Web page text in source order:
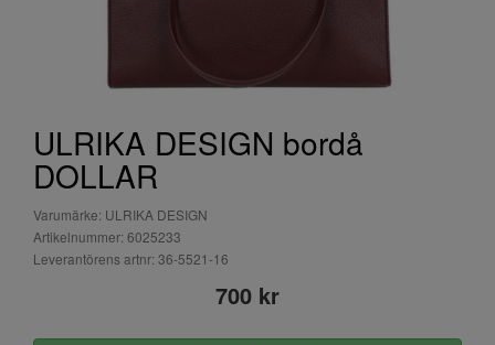
ULRIKA DESIGN bordå
DOLLAR
Varumärke: ULRIKA DESIGN
Artikelnummer: 6025233
Leverantörens artnr: 36-5521-16
700 kr